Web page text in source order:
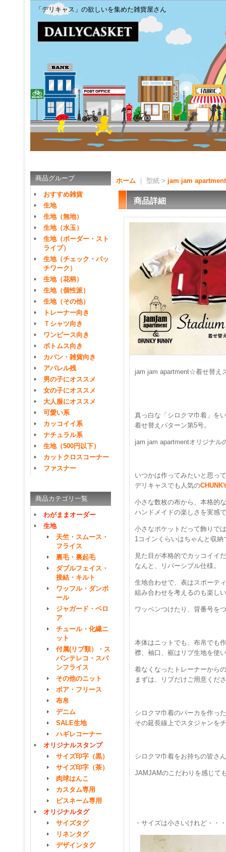
「デリキャス」の欲しいを集めた雑貨屋さん
商品グループ
おすすめ雑貨
生地
生地（無地）
生地（水玉）
生地（ボーダー・スト
ライプ）
生地（チェック・パッ
チワーク）
生地（花柄）
生地（個性派）
生地（その他）
トレーナー向き
Ｔシャツ向き
ワンピース向き
ボトムス向き
カバン・雑貨向き
アパレル残
男の子にオススメ
女の子にオススメ
大人服にオススメ
可愛い系
カッコイイ系
ナチュラル系
生地（500円以下）
カットクロスコーナー
ファスナー
商品カテゴリ一覧
わがままオーダー
生地
天竺・スムース・
フライス
裏毛・裏起毛
ダブルフェイス・
接結・キルト
ワッフル・ダンボ
ール
ジャガード・ベロ
ア
チュール・化繊ニ
ット
付属(リブ類）・ス
パンテレコ・スパ
ンフライス
その他のニット
ボア・フリース
布帛
デニム
SALE生地
ハギレコーナー
オリジナルスタンプ
サイズ印字（黒）
サイズ印字（茶）
肉球はんこ
カスタム専用
ピスネーム専用
オリジナルタグ
サイズタグ
リネンタグ
デザインタグ
ホーム ｜ 型紙 > jam jam apartment
商品詳細
jam jam apartment☆着せ替え
真っ白な「シロクマ巾着」を
着せ替えパターン第5号。
jam jam apartmentオリジナル
いつかは作ってみたいと思っ
デリキャスでも人気の
小さな数枚の布から、本格的
ハンドメイドの楽しさを実感
小さなポケットだって飾りで
1コインくらいはちゃんと収納
見た目が本格的でカッコイイ
なんと、リバーシブル仕様。
生地合わせで、表はスポーテ
組み合わせを考えるのも楽し
ワッペンつけたり、背番号を
本体はニットでも、布帛でも
襟、袖口、裾はリブ生地を使
着なくなったトレーナーから
まずは、リブだけご用意くだ
シロクマ巾着のパーカを作っ
その延長線上でスタジャンを
シロクマ巾着をお持ちの皆さ
JAMJAMのこだわりを感じて
・サイズは小さいけれど・・・